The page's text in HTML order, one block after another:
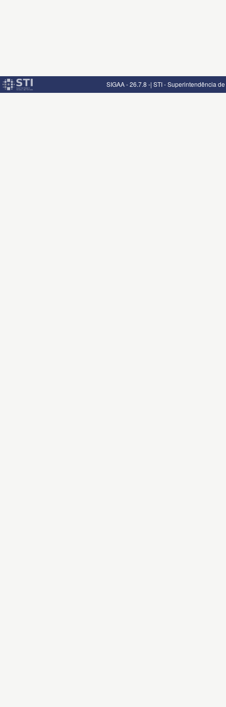
SIGAA - 26.7.8 -| STI - Superintendência